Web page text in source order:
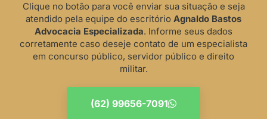
Clique no botão para você enviar sua situação e seja
atendido pela equipe do escritório Agnaldo Bastos
Advocacia Especializada. Informe seus dados
corretamente caso deseje contato de um especialista
em concurso público, servidor público e direito
militar.
(62) 99656-7091